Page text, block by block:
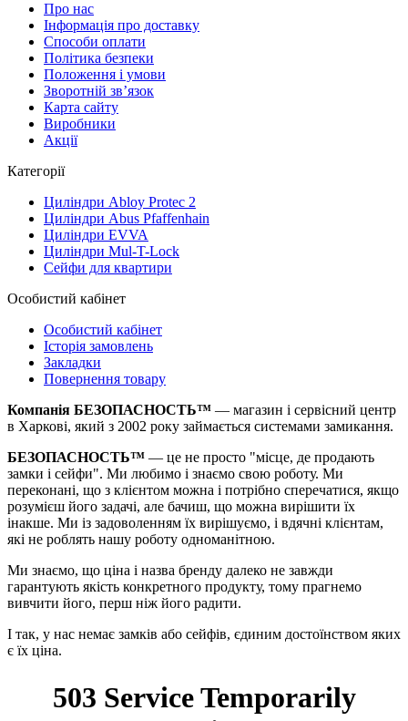
Про нас
Iнформація про доставку
Способи оплати
Політика безпеки
Положення і умови
Зворотній зв’язок
Карта сайту
Виробники
Акції
Категорії
Циліндри Abloy Protec 2
Циліндри Abus Pfaffenhain
Циліндри EVVA
Циліндри Mul-T-Lock
Сейфи для квартири
Особистий кабінет
Особистий кабінет
Історія замовлень
Закладки
Повернення товару
Компанія БЕЗОПАСНОСТЬ™ — магазин і сервісний центр
в Харкові, який з 2002 року займається системами замикання.
БЕЗОПАСНОСТЬ™ — це не просто "місце, де продають
замки і сейфи". Ми любимо і знаємо свою роботу. Ми
переконані, що з клієнтом можна і потрібно сперечатися, якщо
розумієш його задачі, але бачиш, що можна вирішити їх
інакше. Ми із задоволенням їх вирішуємо, і вдячні клієнтам,
які не роблять нашу роботу одноманітною.
Ми знаємо, що ціна і назва бренду далеко не завжди
гарантують якість конкретного продукту, тому прагнемо
вивчити його, перш ніж його радити.
І так, у нас немає замків або сейфів, єдиним достоїнством яких
є їх ціна.